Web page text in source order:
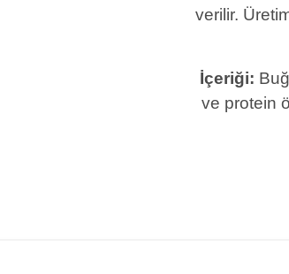
verilir.
İçeriği:
ve protein